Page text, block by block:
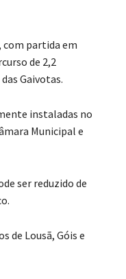
com partida em
de 2,2
Gaivotas.
instaladas no
Municipal e
ser reduzido de
de Lousã, Góis e